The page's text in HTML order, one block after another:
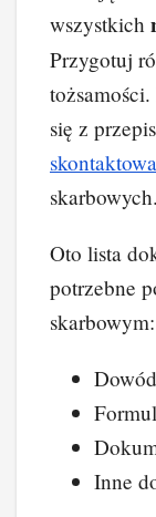
wszystkich
Przygotuj
się z
skarbowych.
Oto lista
potrzebne
skarbowym:
Inne